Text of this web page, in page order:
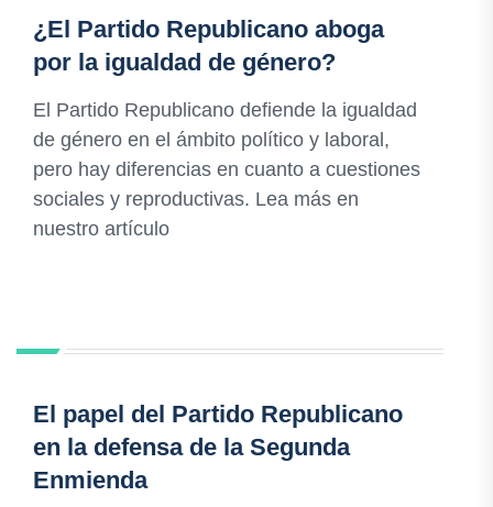
¿El Partido Republicano aboga
por la igualdad de género?
El Partido Republicano defiende la igualdad
de género en el ámbito político y laboral,
pero hay diferencias en cuanto a cuestiones
sociales y reproductivas. Lea más en
nuestro artículo
El papel del Partido Republicano
en la defensa de la Segunda
Enmienda